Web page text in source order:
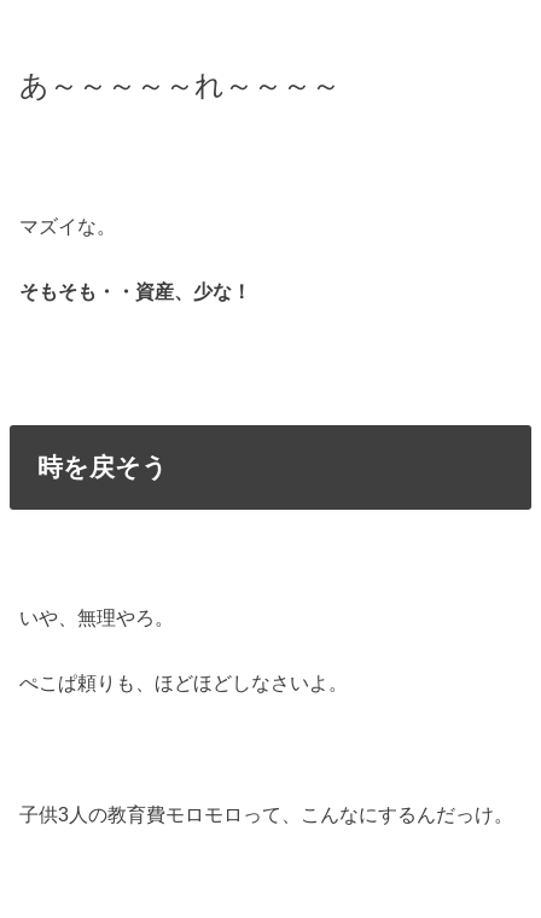
あ～～～～～れ～～～～
マズイな。
そもそも・・資産、少な！
時を戻そう
いや、無理やろ。
ぺこぱ頼りも、ほどほどしなさいよ。
子供3人の教育費モロモロって、こんなにするんだっけ。